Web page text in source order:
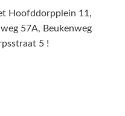
Hoofddorpplein 11,
57A, Beukenweg
5 !